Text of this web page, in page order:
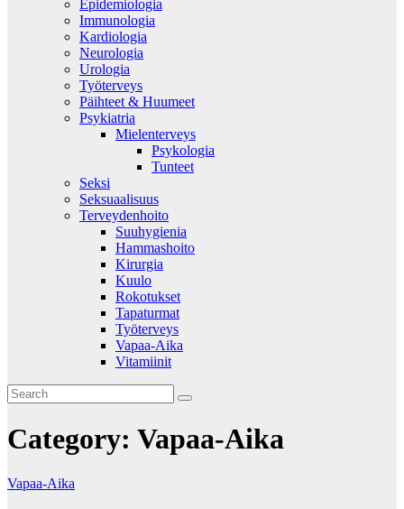
Epidemiologia
Immunologia
Kardiologia
Neurologia
Urologia
Työterveys
Päihteet & Huumeet
Psykiatria
Mielenterveys
Psykologia
Tunteet
Seksi
Seksuaalisuus
Terveydenhoito
Suuhygienia
Hammashoito
Kirurgia
Kuulo
Rokotukset
Tapaturmat
Työterveys
Vapaa-Aika
Vitamiinit
Category: Vapaa-Aika
Vapaa-Aika